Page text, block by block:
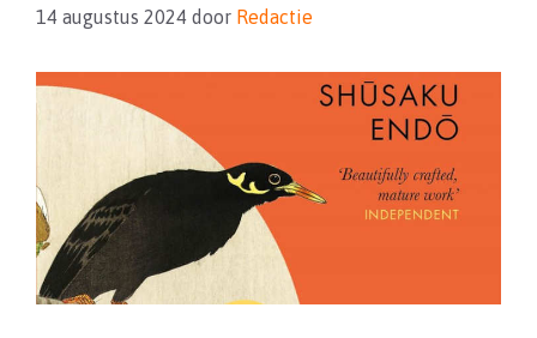
14 augustus 2024 door Redactie